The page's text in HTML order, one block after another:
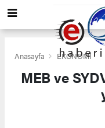
Anasayfa EKONOMİ
MEB ve